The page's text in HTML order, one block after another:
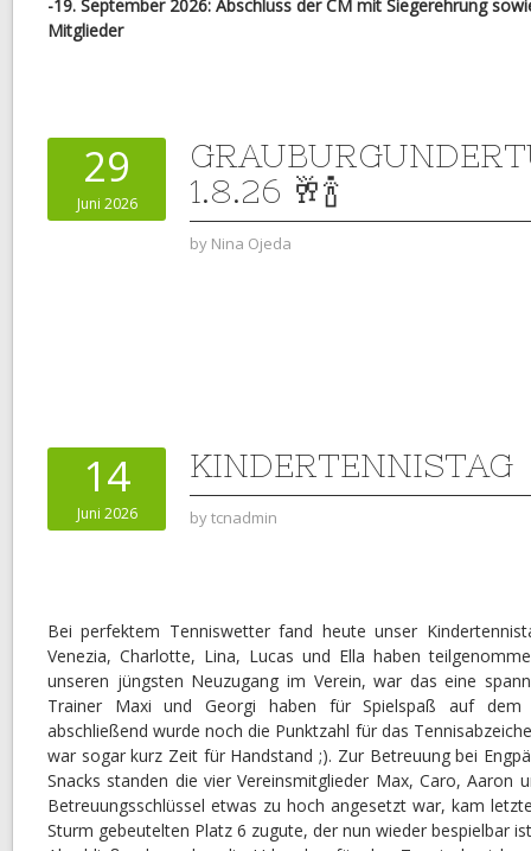
-19. September 2026: Abschluss der CM mit Siegerehrung
Mitglieder
29
Juni 2026
1.8.26 🥂🍾
by Nina Ojeda
14
Juni 2026
KINDERTENNISTAG
bytcnadmin
Bei perfektem Tenniswetter fand heute unser
Venezia, Charlotte, Lina, Lucas und Ella haben
unseren jüngsten Neuzugang im Verein, war das eine
Trainer Maxi und Georgi haben für Spielspaß auf dem
abschließend wurde noch die Punktzahl für das
war sogar kurz Zeit für Handstand ;). Zur Betreuung bei
Snacks standen die vier Vereinsmitglieder Max, Caro, Aaron
Betreuungsschlüssel etwas zu hoch angesetzt war, kam
Sturm gebeutelten Platz 6 zugute, der nun wieder bespielbar